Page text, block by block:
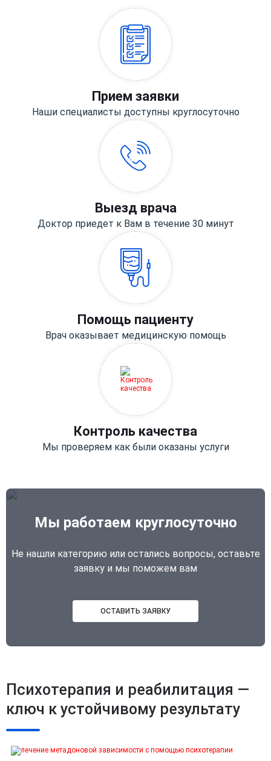
Прием заявки
Наши специалисты доступны круглосуточно
Выезд врача
Доктор приедет к Вам в течение 30 минут
Помощь пациенту
Врач оказывает медицинскую помощь
Контроль качества
Мы проверяем как были оказаны услуги
Мы работаем круглосуточно
Не нашли категорию или остались вопросы, оставьте
заявку и мы поможем вам
ОСТАВИТЬ ЗАЯВКУ
Психотерапия и реабилитация —
ключ к устойчивому результату